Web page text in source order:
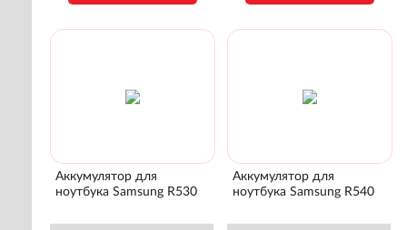
Аккумулятор для
ноутбука Samsung R530
Аккумулятор для
ноутбука Samsung R540